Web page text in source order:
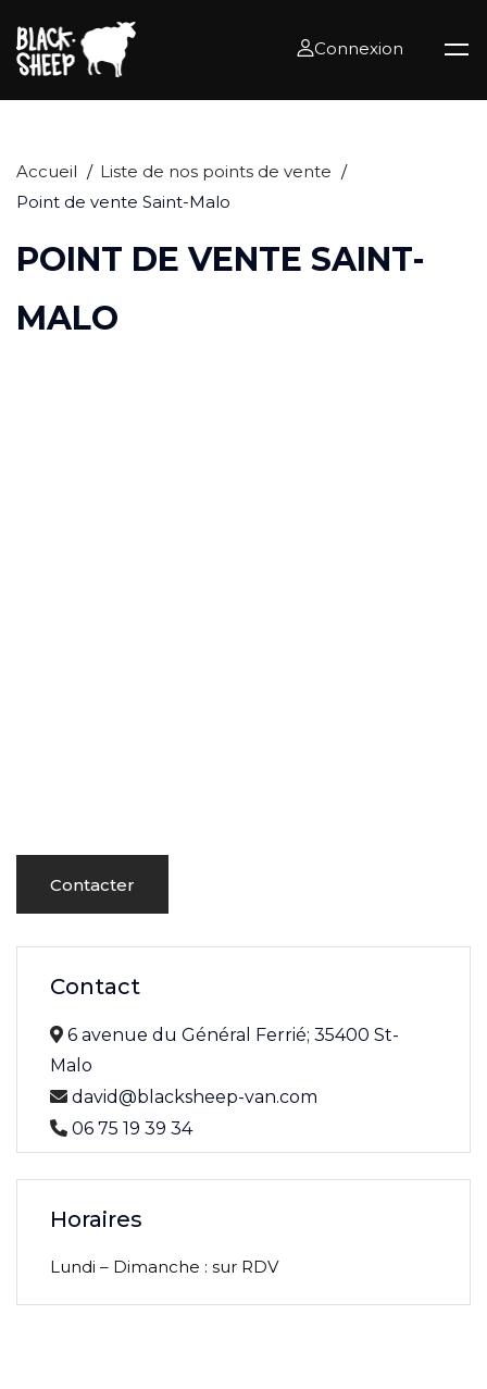
Connexion
Accueil
Liste de nos points de vente
Point de vente Saint-Malo
POINT DE VENTE SAINT-
MALO
Contacter
Contact
6 avenue du Général Ferrié; 35400 St-
Malo
david@blacksheep-van.com
06 75 19 39 34
Horaires
Lundi – Dimanche : sur RDV